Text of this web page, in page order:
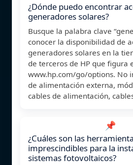
¿Dónde puedo encontrar
generadores solares?
Busque la palabra clave
conocer la disponibilidad de
generadores solares en la
de terceros de HP que figura
www.hp.com/go/options. No
de alimentación externa,
cables de alimentación,
📌
¿Cuáles son las
imprescindibles para la
sistemas fotovoltaicos?